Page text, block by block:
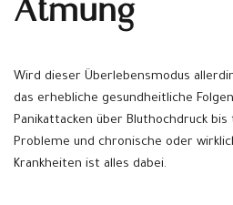
Atmung
Wird dieser Überlebensmodus
das erhebliche gesundheitliche
Panikattacken über Bluthochdruck
Probleme und chronische oder
Krankheiten ist alles dabei.